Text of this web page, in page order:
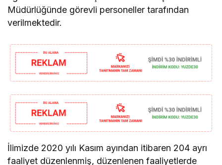
Müdürlüğünde görevli personeller tarafından
verilmektedir.
İlimizde 2020 yılı Kasım ayından itibaren 204 ayrı
faaliyet düzenlenmiş, düzenlenen faaliyetlerde